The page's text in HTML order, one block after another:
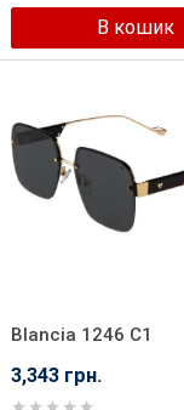
В кошик
Blancia 1246 C1
3,343 грн.